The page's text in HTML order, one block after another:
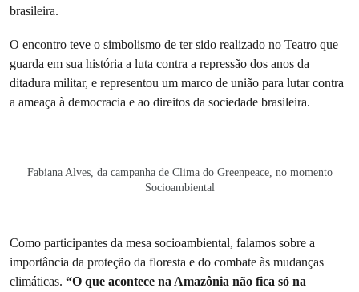
brasileira.
O encontro teve o simbolismo de ter sido realizado no Teatro que
guarda em sua história a luta contra a repressão dos anos da
ditadura militar, e representou um marco de união para lutar contra
a ameaça à democracia e ao direitos da sociedade brasileira.
Fabiana Alves, da campanha de Clima do Greenpeace, no momento
Socioambiental
Como participantes da mesa socioambiental, falamos sobre a
importância da proteção da floresta e do combate às mudanças
climáticas. “O que acontece na Amazônia não fica só na